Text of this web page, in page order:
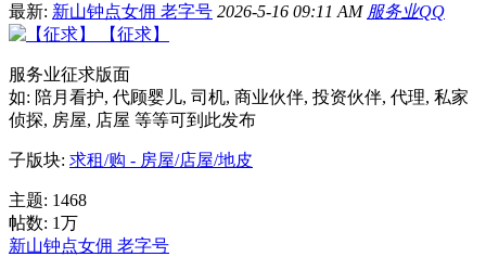
最新: 新山钟点女佣 老字号 2026-5-16 09:11 AM 服务业QQ
【征求】
服务业征求版面
如: 陪月看护, 代顾婴儿, 司机, 商业伙伴, 投资伙伴, 代理, 私家
侦探, 房屋, 店屋 等等可到此发布
子版块: 求租/购 - 房屋/店屋/地皮
主题: 1468
帖数: 1万
新山钟点女佣 老字号